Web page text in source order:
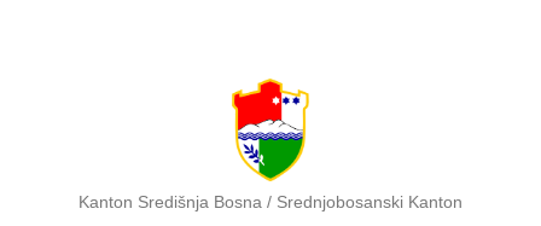
Kanton Središnja Bosna / Srednjobosanski Kanton